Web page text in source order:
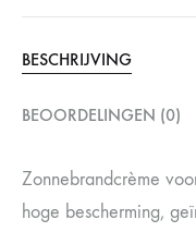
BESCHRIJVING
BEOORDELINGEN (0)
Zonnebrandcrème
hoge bescherming,